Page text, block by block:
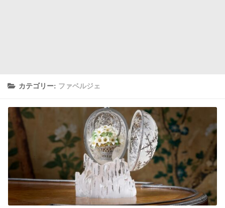
カテゴリー: ファベルジェ